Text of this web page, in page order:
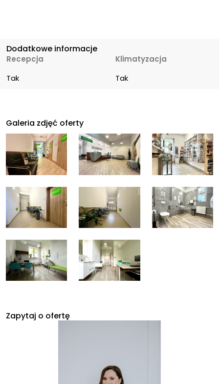
Dodatkowe informacje
Recepcja
Tak
Klimatyzacja
Tak
Galeria zdjęć oferty
Zapytaj o ofertę